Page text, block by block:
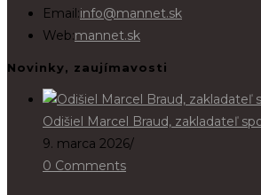
Email:info@mannet.sk
Web:mannet.sk
Novinky, zaujímavosti
Odišiel Marcel Braud, zakladateľ
9. marca 2026/
0 Comments